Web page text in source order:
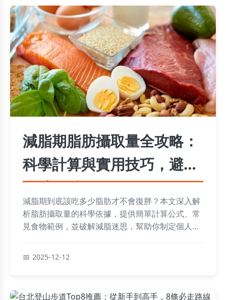
減脂期脂肪攝取量全攻略：
科學計算與實用技巧，避免
復胖關鍵
減脂期到底該吃多少脂肪才不會復胖？本文深入解
析脂肪攝取量的科學依據，提供簡單計算公式、常
見食物範例，並破解減脂迷思，幫助你制定個人化
2025-12-12